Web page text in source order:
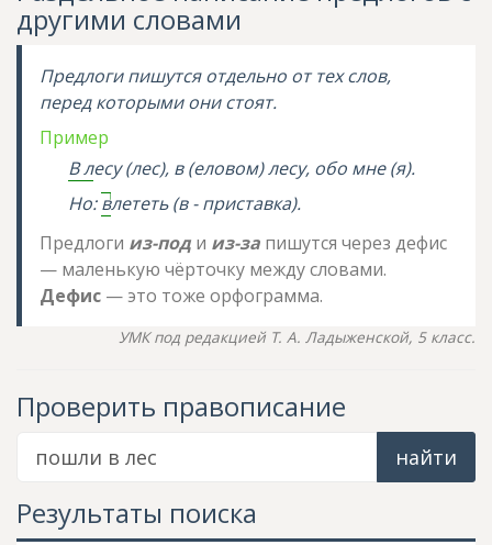
другими словами
Предлоги пишутся отдельно от тех слов,
перед которыми они стоят.
Пример
В лесу (лес), в (еловом) лесу, обо мне(я).
Но:влететь (в - приставка).
Предлоги из-под и из-за пишутся через дефис
— маленькую чёрточку между словами.
Дефис — это тоже орфограмма.
УМК под редакцией Т. А. Ладыженской, 5 класс.
Проверить правописание
найти
Результаты поиска